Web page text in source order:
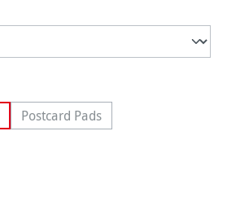
Postcard Pads(Cette option n'est pas